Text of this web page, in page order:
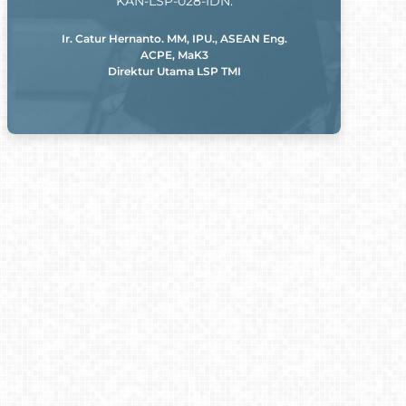
Ir. Catur Hernanto. MM, IPU., ASEAN Eng.
ACPE, MaK3
Direktur Utama LSP TMI